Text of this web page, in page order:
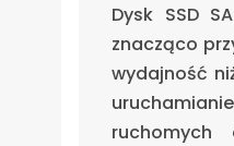
Dysk SSD
znacząco
wydajność